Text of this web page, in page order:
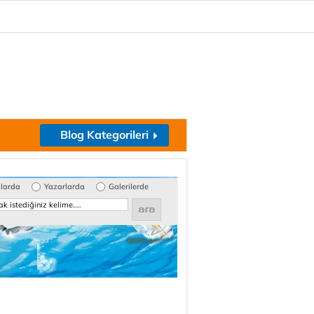
Blog Kategorileri
Yazarlarda Galerilerde